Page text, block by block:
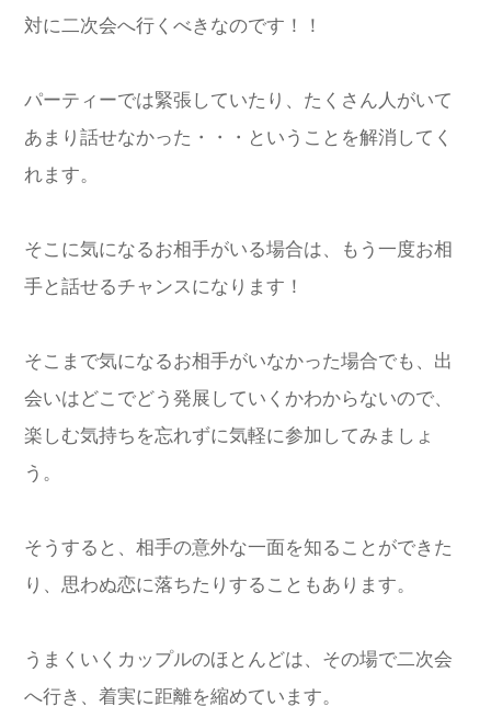
対に二次会へ行くべきなのです！！
パーティーでは緊張していたり、たくさん人がいて
あまり話せなかった・・・ということを解消してく
れます。
そこに気になるお相手がいる場合は、もう一度お相
手と話せるチャンスになります！
そこまで気になるお相手がいなかった場合でも、出
会いはどこでどう発展していくかわからないので、
楽しむ気持ちを忘れずに気軽に参加してみましょ
う。
そうすると、相手の意外な一面を知ることができた
り、思わぬ恋に落ちたりすることもあります。
うまくいくカップルのほとんどは、その場で二次会
へ行き、着実に距離を縮めています。